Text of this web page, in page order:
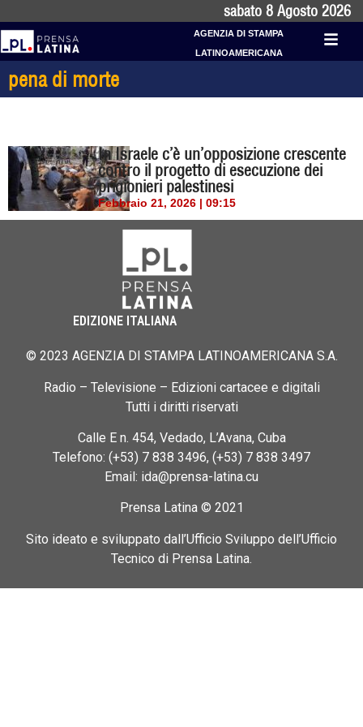
sabato 8 Agosto 2026
AGENZIA DI STAMPA
LATINOAMERICANA
pena di morte
In Israele c’è un’opposizione crescente
contro il progetto di esecuzione dei
prigionieri palestinesi
Febbraio 21, 2026 | 09:15
EDIZIONE ITALIANA
© 2023 AGENZIA DI STAMPA LATINOAMERICANA S.A.
Radio – Televisione – Edizioni cartacee e digitali
Tutti i diritti riservati
Calle E n. 454, Vedado, L’Avana, Cuba
Telefono: (+53) 7 838 3496, (+53) 7 838 3497
Email: ida@prensa-latina.cu
Prensa Latina © 2021
Sito ideato e sviluppato dall’Ufficio Sviluppo dell’Ufficio
Tecnico di Prensa Latina.